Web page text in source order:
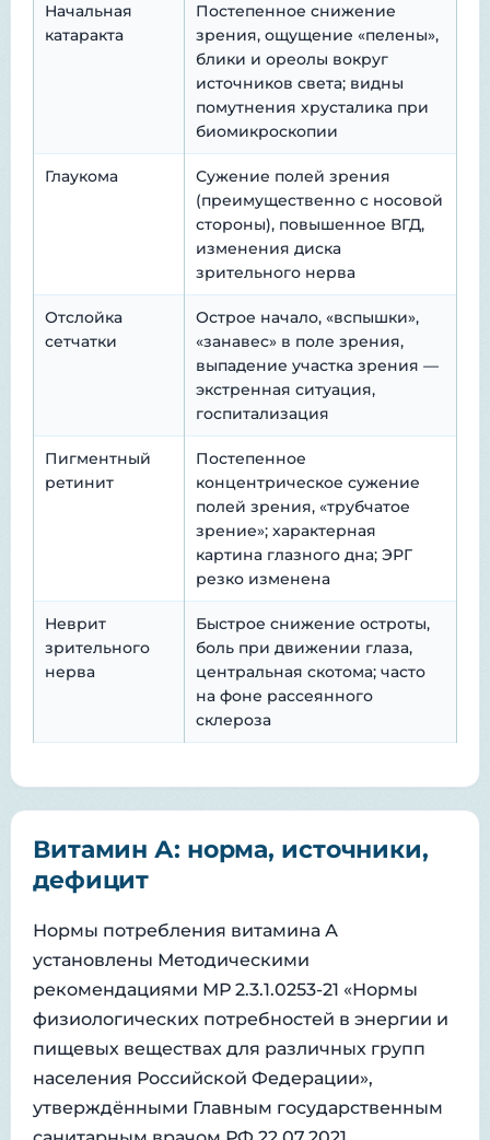
Начальная
катаракта
Постепенное снижение
зрения, ощущение «пелены»,
блики и ореолы вокруг
источников света; видны
помутнения хрусталика при
биомикроскопии
Глаукома
Сужение полей зрения
(преимущественно с носовой
стороны), повышенное ВГД,
изменения диска
зрительного нерва
Отслойка
сетчатки
Острое начало, «вспышки»,
«занавес» в поле зрения,
выпадение участка зрения —
экстренная ситуация,
госпитализация
Пигментный
ретинит
Постепенное
концентрическое сужение
полей зрения, «трубчатое
зрение»; характерная
картина глазного дна; ЭРГ
резко изменена
Неврит
зрительного
нерва
Быстрое снижение остроты,
боль при движении глаза,
центральная скотома; часто
на фоне рассеянного
склероза
Витамин А: норма, источники,
дефицит
Нормы потребления витамина А
установлены Методическими
рекомендациями МР 2.3.1.0253-21 «Нормы
физиологических потребностей в энергии и
пищевых веществах для различных групп
населения Российской Федерации»,
утверждёнными Главным государственным